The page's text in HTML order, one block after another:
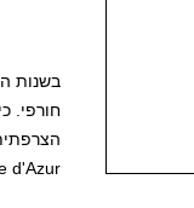
חורפי.
d'Azur.